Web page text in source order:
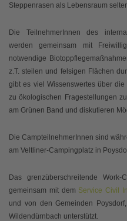
Steppenrasen als Lebensraum
Die TeilnehmerInnen des
werden gemeinsam mit
notwendige
z.T. steilen und felsigen Flächen
gibt es viel Wissenswertes über
zu ökologischen Fragestellungen
am Grünen Band und diskutieren
Die CampteilnehmerInnen sind
am Veltliner-Campingplatz in
Das grenzüberschreitende
gemeinsam mit dem Service Civil
und von den Gemeinden
Wildendürnbach unterstützt.